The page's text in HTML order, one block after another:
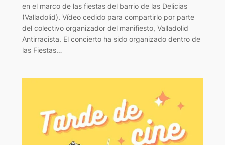
en el marco de las fiestas del barrio de las Delicias
(Valladolid). Vídeo cedido para compartirlo por parte
del colectivo organizador del manifiesto, Valladolid
Antirracista. El concierto ha sido organizado dentro de
las Fiestas…